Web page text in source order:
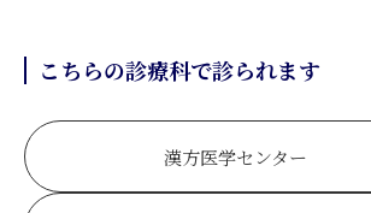
こちらの診療科で診られます
漢方医学センター